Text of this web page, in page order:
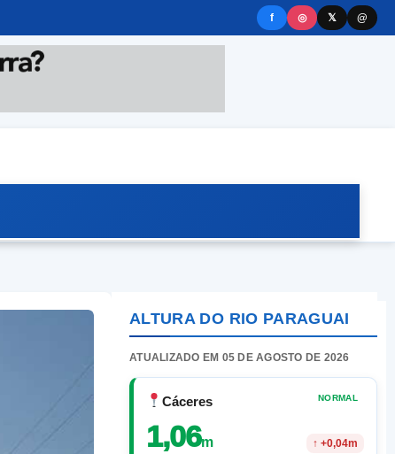
f ◎ 𝕏 @
ALTURA DO RIO PARAGUAI
ATUALIZADO EM 05 DE AGOSTO DE 2026
Cáceres NORMAL
1,06m ↑ +0,04m